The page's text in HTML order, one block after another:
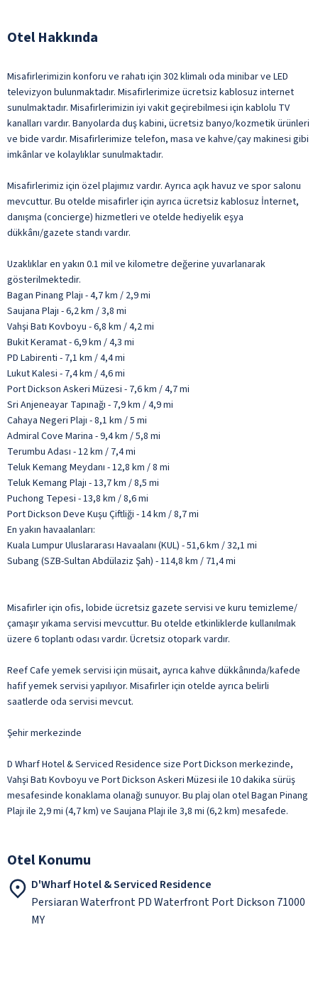
Otel Hakkında
Misafirlerimizin konforu ve rahatı için 302 klimalı oda minibar ve LED
televizyon bulunmaktadır. Misafirlerimize ücretsiz kablosuz internet
sunulmaktadır. Misafirlerimizin iyi vakit geçirebilmesi için kablolu TV
kanalları vardır. Banyolarda duş kabini, ücretsiz banyo/kozmetik ürünleri
ve bide vardır. Misafirlerimize telefon, masa ve kahve/çay makinesi gibi
imkânlar ve kolaylıklar sunulmaktadır.
Misafirlerimiz için özel plajımız vardır. Ayrıca açık havuz ve spor salonu
mevcuttur. Bu otelde misafirler için ayrıca ücretsiz kablosuz İnternet,
danışma (concierge) hizmetleri ve otelde hediyelik eşya
dükkânı/gazete standı vardır.
Uzaklıklar en yakın 0.1 mil ve kilometre değerine yuvarlanarak
gösterilmektedir.
Bagan Pinang Plajı - 4,7 km / 2,9 mi
Saujana Plajı - 6,2 km / 3,8 mi
Vahşi Batı Kovboyu - 6,8 km / 4,2 mi
Bukit Keramat - 6,9 km / 4,3 mi
PD Labirenti - 7,1 km / 4,4 mi
Lukut Kalesi - 7,4 km / 4,6 mi
Port Dickson Askeri Müzesi - 7,6 km / 4,7 mi
Sri Anjeneayar Tapınağı - 7,9 km / 4,9 mi
Cahaya Negeri Plajı - 8,1 km / 5 mi
Admiral Cove Marina - 9,4 km / 5,8 mi
Terumbu Adası - 12 km / 7,4 mi
Teluk Kemang Meydanı - 12,8 km / 8 mi
Teluk Kemang Plajı - 13,7 km / 8,5 mi
Puchong Tepesi - 13,8 km / 8,6 mi
Port Dickson Deve Kuşu Çiftliği - 14 km / 8,7 mi
En yakın havaalanları:
Kuala Lumpur Uluslararası Havaalanı (KUL) - 51,6 km / 32,1 mi
Subang (SZB-Sultan Abdülaziz Şah) - 114,8 km / 71,4 mi
Misafirler için ofis, lobide ücretsiz gazete servisi ve kuru temizleme/
çamaşır yıkama servisi mevcuttur. Bu otelde etkinliklerde kullanılmak
üzere 6 toplantı odası vardır. Ücretsiz otopark vardır.
Reef Cafe yemek servisi için müsait, ayrıca kahve dükkânında/kafede
hafif yemek servisi yapılıyor. Misafirler için otelde ayrıca belirli
saatlerde oda servisi mevcut.
Şehir merkezinde
D Wharf Hotel & Serviced Residence size Port Dickson merkezinde,
Vahşi Batı Kovboyu ve Port Dickson Askeri Müzesi ile 10 dakika sürüş
mesafesinde konaklama olanağı sunuyor. Bu plaj olan otel Bagan Pinang
Plajı ile 2,9 mi (4,7 km) ve Saujana Plajı ile 3,8 mi (6,2 km) mesafede.
Otel Konumu
D'Wharf Hotel & Serviced Residence
Persiaran Waterfront PD Waterfront Port Dickson 71000
MY